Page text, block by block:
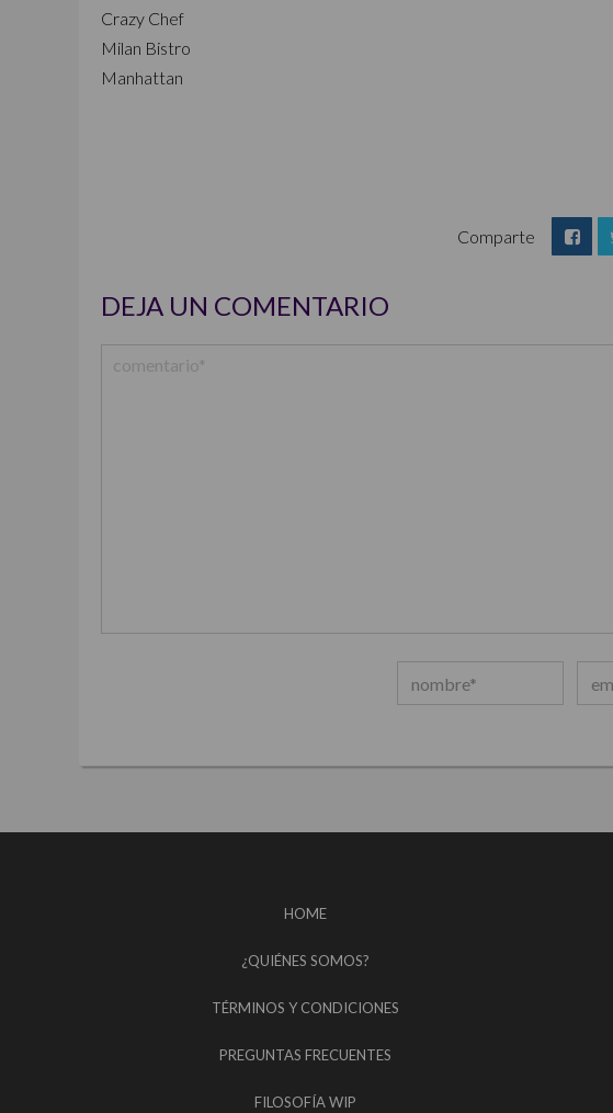
Crazy Chef
Milan Bistro
Manhattan
Comparte
DEJA UN COMENTARIO
HOME
¿QUIÉNES SOMOS?
TÉRMINOS Y CONDICIONES
PREGUNTAS FRECUENTES
FILOSOFÍA WIP